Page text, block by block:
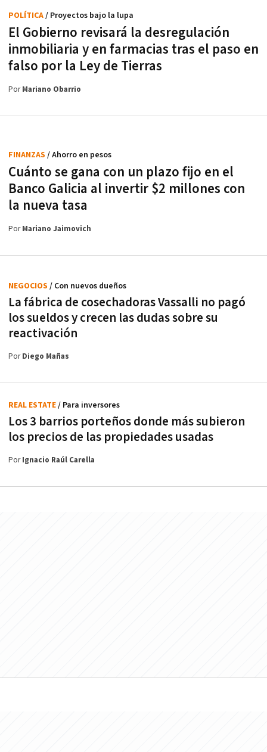
El Gobierno revisará la desregulación
inmobiliaria y en farmacias tras el paso en
falso por la Ley de Tierras
POLÍTICA/ Proyectos bajo la lupa
PorMariano Obarrio
Cuánto se gana con un plazo fijo en el
Banco Galicia al invertir $2 millones con
la nueva tasa
FINANZAS / Ahorro en pesos
PorMariano Jaimovich
La fábrica de cosechadoras Vassalli no pagó
los sueldos y crecen las dudas sobre su
reactivación
NEGOCIOS / Con nuevos dueños
PorDiego Mañas
Los 3 barrios porteños donde más subieron
los precios de las propiedades usadas
REAL ESTATE/ Para inversores
PorIgnacio Raúl Carella